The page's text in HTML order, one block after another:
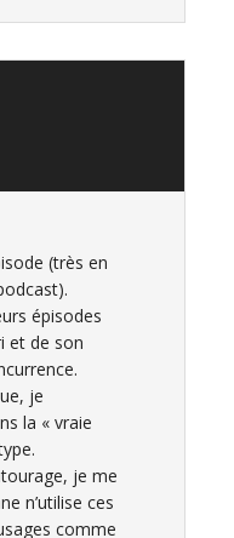
(très en
épisodes
et de son
je
la « vraie
je me
n’utilise ces
comme